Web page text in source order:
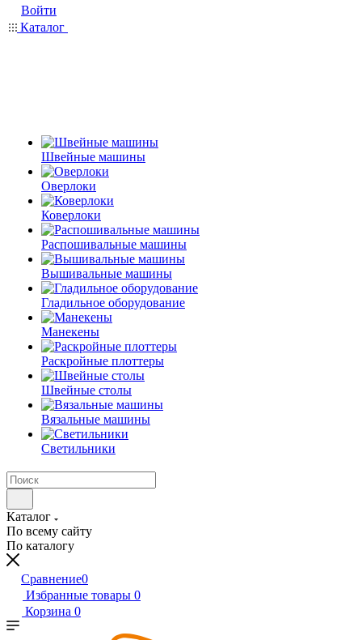
Войти
Каталог
Швейные машины
Оверлоки
Коверлоки
Распошивальные машины
Вышивальные машины
Гладильное оборудование
Манекены
Раскройные плоттеры
Швейные столы
Вязальные машины
Светильники
Каталог
По всему сайту
По каталогу
Сравнение0
Избранные товары 0
Корзина 0